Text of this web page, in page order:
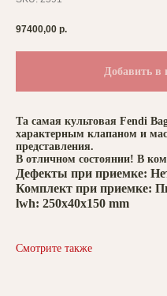
97400,00 р.
Добавить в
Та самая культовая Fendi
характерным клапаном и
представления.
В отличном состоянии! В
Дефекты при приемке:
Комплект при приемке:
lwh: 250x40x150 mm
Смотрите также